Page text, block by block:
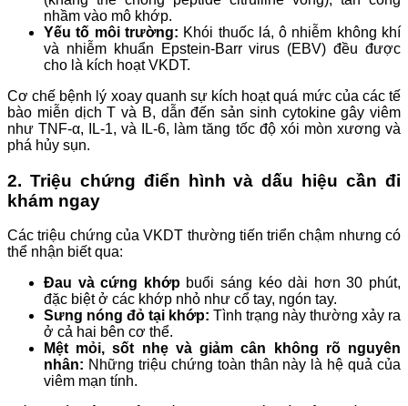
nhầm vào mô khớp.
Yếu tố môi trường: Khói thuốc lá, ô nhiễm không khí
và nhiễm khuẩn Epstein-Barr virus (EBV) đều được
cho là kích hoạt VKDT.
Cơ chế bệnh lý xoay quanh sự kích hoạt quá mức của các tế
bào miễn dịch T và B, dẫn đến sản sinh cytokine gây viêm
như TNF-α, IL-1, và IL-6, làm tăng tốc độ xói mòn xương và
phá hủy sụn.
2. Triệu chứng điển hình và dấu hiệu cần đi
khám ngay
Các triệu chứng của VKDT thường tiến triển chậm nhưng có
thể nhận biết qua:
Đau và cứng khớpbuổi sáng kéo dài hơn 30 phút,
đặc biệt ở các khớp nhỏ như cổ tay, ngón tay.
Sưng nóng đỏ tại khớp: Tình trạng này thường xảy ra
ở cả hai bên cơ thể.
Mệt mỏi, sốt nhẹ và giảm cân không rõ nguyên
nhân: Những triệu chứng toàn thân này là hệ quả của
viêm mạn tính.